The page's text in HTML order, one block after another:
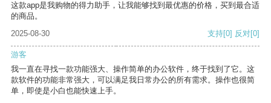
这款app是我购物的得力助手，让我能够找到最优惠的价格，买到最合适
的商品。
2025-08-30
支持[0] 反对[0]
游客
我一直在寻找一款功能强大、操作简单的办公软件，终于找到了它。这
款软件的功能非常强大，可以满足我日常办公的所有需求。操作也很简
单，即使是小白也能快速上手。